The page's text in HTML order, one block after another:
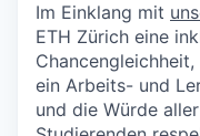
Im Einklang mit
ETH Zürich eine
ein Arbeits- und
und die Würde